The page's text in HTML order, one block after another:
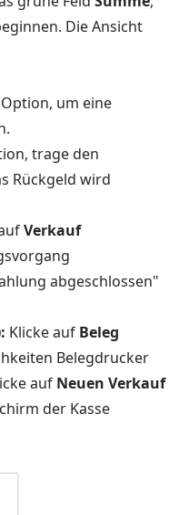
Die Ansicht
um eine
trage den
Rückgeld wird
Verkauf
abgeschlossen"
Klicke auf Beleg
Belegdrucker
auf Neuen Verkauf
der Kasse